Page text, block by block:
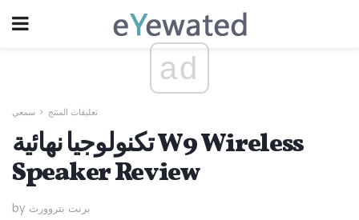
ad
تعليقات المنتج سمعي
تكنولوجيا نهائية W9 Wireless
Speaker Review
by برنت بتروورث